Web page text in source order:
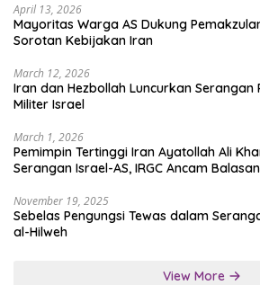
April 13, 2026
Mayoritas Warga AS Dukung
Sorotan Kebijakan Iran
March 12, 2026
Iran dan Hezbollah Luncurkan Serangan
Militer Israel
March 1, 2026
Pemimpin Tertinggi Iran Ayatollah Ali
Serangan Israel-AS, IRGC Ancam
November 19, 2025
Sebelas Pengungsi Tewas dalam
al-Hilweh
View More